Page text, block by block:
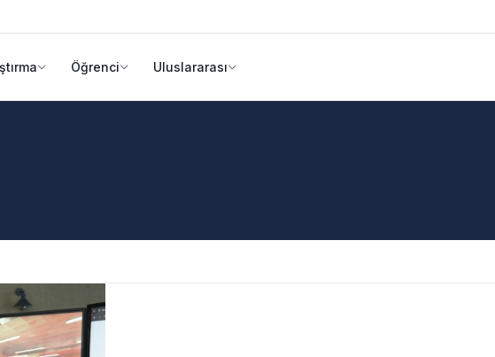
Öğrenci Uluslararası